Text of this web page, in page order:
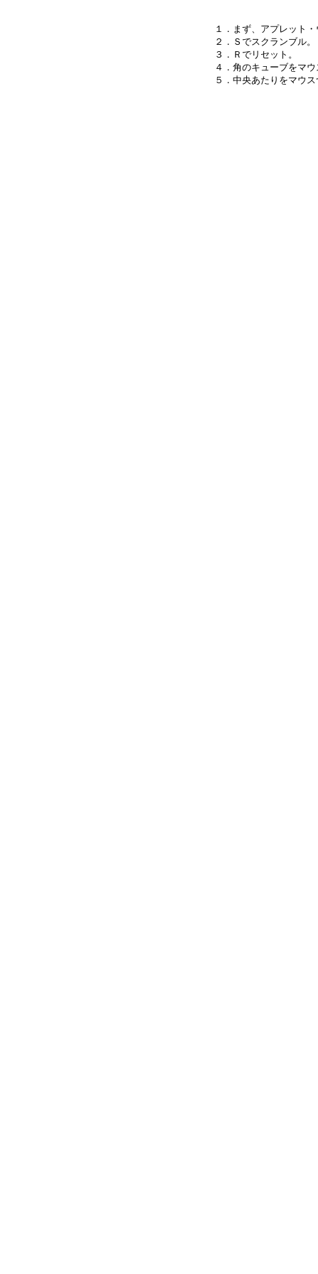
１．まず、アプレット
２．Ｓでスクランブル。
３．Ｒでリセット。
４．角のキューブをマ